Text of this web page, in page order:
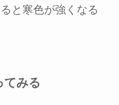
と寒色が強くなる
てみる